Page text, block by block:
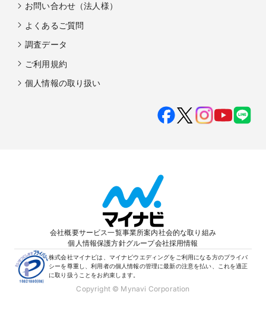
お問い合わせ（法人様）
よくあるご質問
調査データ
ご利用規約
個人情報の取り扱い
会社概要サービス一覧事業所案内社会的な取り組み
個人情報保護方針グループ会社採用情報
株式会社マイナビは、マイナビウエディングをご利用になる方のプライバ
シーを尊重し、利用者の個人情報の管理に最新の注意を払い、これを適正
に取り扱うことをお約束します。
Copyright © Mynavi Corporation